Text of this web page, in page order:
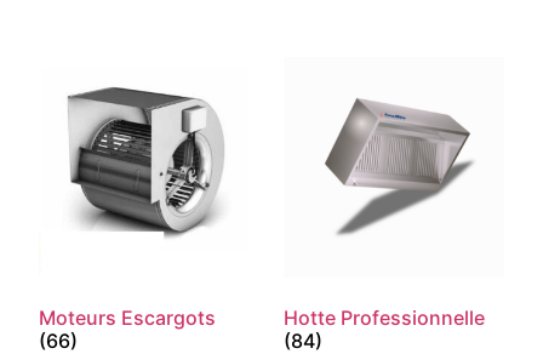
Moteurs Escargots
(66)
Hotte Professionnelle
(84)